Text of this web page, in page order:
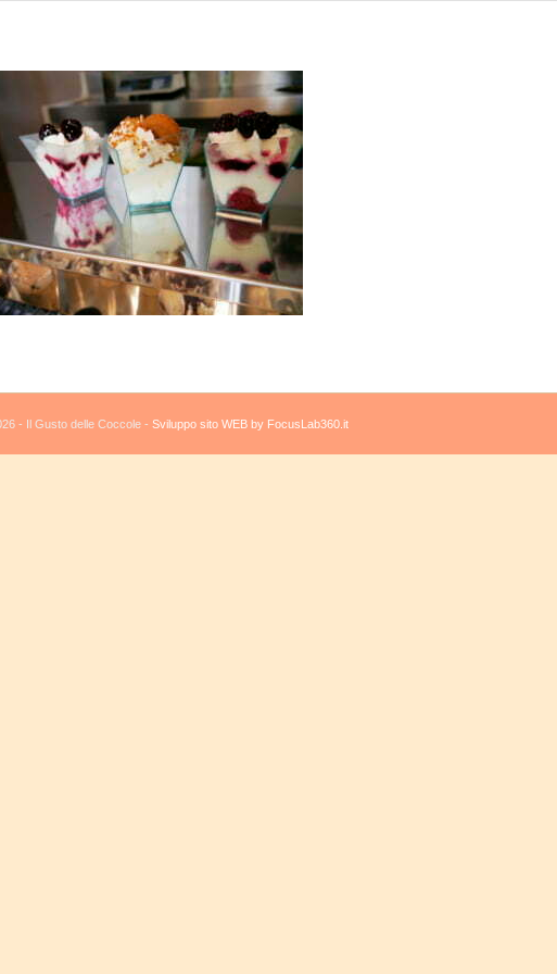
- Il Gusto delle Coccole -Sviluppo sito WEB by FocusLab360.it